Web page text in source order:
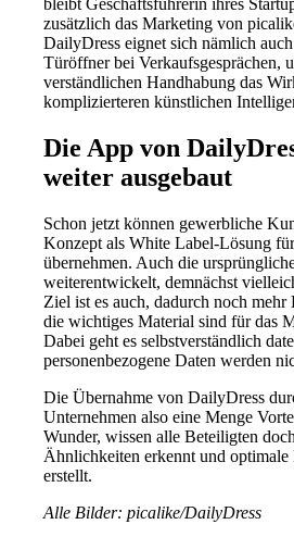
bleibt Geschäftsführerin ihres
zusätzlich das Marketing von
DailyDress eignet sich nämlich
Türöffner bei Verkaufsgesprächen,
verständlichen Handhabung das
komplizierteren künstlichen
Die App von
weiter ausgebaut
Schon jetzt können gewerbliche
Konzept als White Label-Lösung
übernehmen. Auch die
weiterentwickelt, demnächst
Ziel ist es auch, dadurch noch mehr
die wichtiges Material sind für das
Dabei geht es selbstverständlich
personenbezogene Daten werden
Die Übernahme von DailyDress
Unternehmen also eine Menge
Wunder, wissen alle Beteiligten
Ähnlichkeiten erkennt und
erstellt.
Alle Bilder: picalike/DailyDress